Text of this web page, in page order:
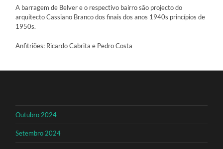
A barragem de Belver e o respectivo bairro são projecto do
arquitecto Cassiano Branco dos finais dos anos 1940s princípios de
1950s.
Anfitriões: Ricardo Cabrita e Pedro Costa
Outubro 2024
Setembro 2024